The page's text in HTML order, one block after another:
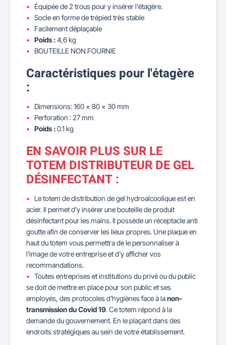
Équipée de 2 trous pour y insérer l'étagère.
Socle en forme de trépied très stable
Facilement déplaçable
Poids :4,6 kg
BOUTEILLE NON FOURNIE
Caractéristiques pour l'étagère
:
Dimensions: 160 × 80 × 30 mm
Perforation : 27 mm
Poids :0.1 kg
EN SAVOIR PLUS SUR LE
TOTEM DISTRIBUTEUR DE GEL
DÉSINFECTANT :
Le totem de distribution de gel hydroalcoolique est en
acier. Il permet d'y insérer une bouteille de produit
désinfectant pour les mains. Il possède un réceptacle anti
goutte afin de conserver les lieux propres. Une plaque en
haut du totem vous permettra de le personnaliser à
l'image de votre entreprise et d'y afficher vos
recommandations.
Toutes entreprises et institutions du privé ou du public
se doit de mettre en place pour son public et ses
employés, des protocoles d'hygiènes face à lanon-
transmission du Covid 19. Ce totem répond à la
demande du gouvernement. En le plaçant dans des
endroits stratégiques au sein de votre établissement.